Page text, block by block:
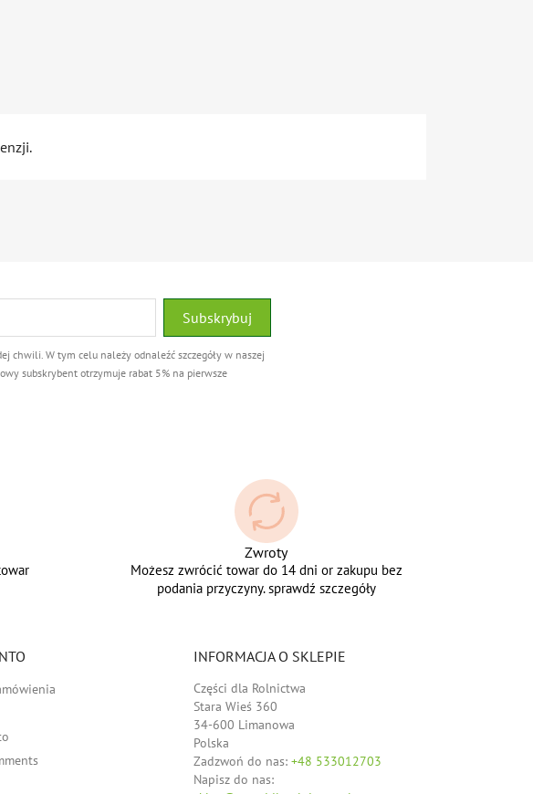
chwili. W tym celu należy odnaleźć szczegóły w naszej
subskrybent otrzymuje rabat 5% na pierwsze
Zwroty
Możesz zwrócić towar do 14 dni or zakupu bez
podania przyczyny. sprawdź szczegóły
INFORMACJA O SKLEPIE
Części dla Rolnictwa
Stara Wieś 360
34-600 Limanowa
Polska
Zadzwoń do nas: +48 533012703
Napisz do nas: